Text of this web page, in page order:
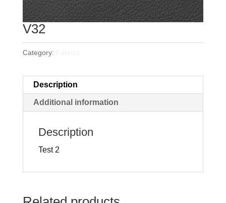
V32
Category:
Description
Additional information
Description
Test 2